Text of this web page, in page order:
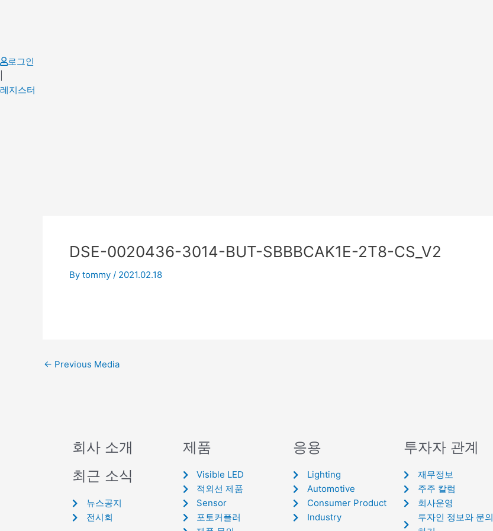
로그인
레지스터
DSE-0020436-3014-BUT-SBBBCAK1E-2T8-CS_V2
By tommy / 2021.02.18
← Previous Media
회사 소개
최근 소식
뉴스공지
전시회
제품
Visible LED
적외선 제품
Sensor
포토커플러
응용
Lighting
Automotive
Consumer Product
Industry
투자자 관계
재무정보
주주 칼럼
회사운영
투자인 정보와 문의